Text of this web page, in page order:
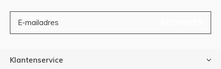
Klantenservice